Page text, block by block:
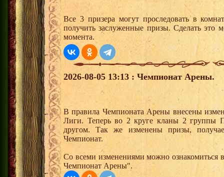
Все 3 призера могут проследовать в
получить заслуженные призы. Сделать это
момента.
2026-08-05 13:13 : Чемпионат Арены.
В правила Чемпионата Арены внесены
Лиги. Теперь во 2 круге кланы 2 группы
другом. Так же изменены призы,
Чемпионат.
Со всеми изменениями можно ознакомиться
Чемпионат Арены".